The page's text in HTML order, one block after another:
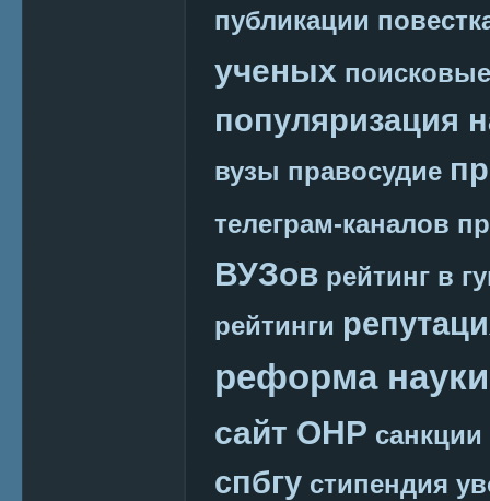
публикации
ученых
популяризация
вузы правосудие
телеграм-каналов
ВУЗов рейтинг в
рейтинги
реформа науки
сайт ОНР санкции
спбгу стипендия